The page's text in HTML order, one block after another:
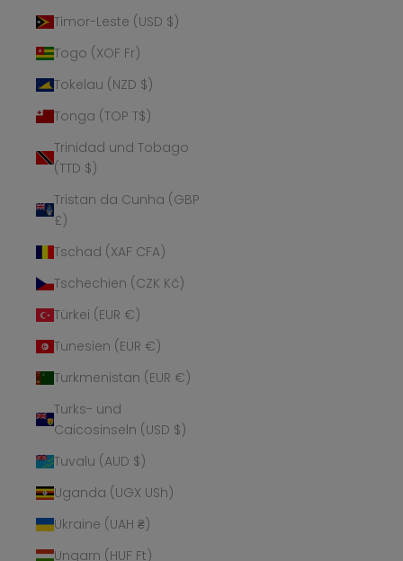
Timor-Leste (USD $)
Togo (XOF Fr)
Tokelau (NZD $)
Tonga (TOP T$)
Trinidad und Tobago
(TTD $)
Tristan da Cunha (GBP
£)
Tschad (XAF CFA)
Tschechien (CZK Kč)
Türkei (EUR €)
Tunesien (EUR €)
Turkmenistan (EUR €)
Turks- und
Caicosinseln (USD $)
Tuvalu (AUD $)
Uganda (UGX USh)
Ukraine (UAH ₴)
Ungarn (HUF Ft)